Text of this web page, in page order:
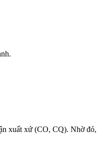
xuất xứ (CO, CQ). Nhờ đó,